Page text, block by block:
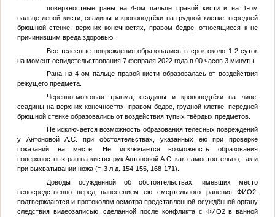
поверхностные раны на 4-ом пальце правой кисти и на 1-ом
пальце левой кисти, ссадины и кровоподтёки на грудной клетке, передней
брюшной стенке, верхних конечностях, правом бедре, относящиеся к не
причинившим вреда здоровью.
Все телесные повреждения образовались в срок около 1-2 суток
на момент освидетельствования 7 февраля 2022 года в 00 часов 3 минуты.
Рана на 4-ом пальце правой кисти образовалась от воздействия
режущего предмета.
Черепно-мозговая травма, ссадины и кровоподтёки на лице,
ссадины на верхних конечностях, правом бедре, грудной клетке, передней
брюшной стенке образовались от воздействия тупых твёрдых предметов.
Не исключается возможность образования телесных повреждений
у Антоновой А.С. при обстоятельствах, указанных ею при проверке
показаний на месте. Не исключается возможность образования
поверхностных ран на кистях рук Антоновой А.С. как самостоятельно, так и
при выхватывании ножа (т. 3 л.д. 154-155, 168-171).
Доводы осуждённой об обстоятельствах, имевших место
непосредственно перед нанесением ею смертельного раненияФИО2
подтверждаются и протоколом осмотра представленной осуждённой органу
следствия видеозаписью, сделанной после конфликта с ФИО2в ванной